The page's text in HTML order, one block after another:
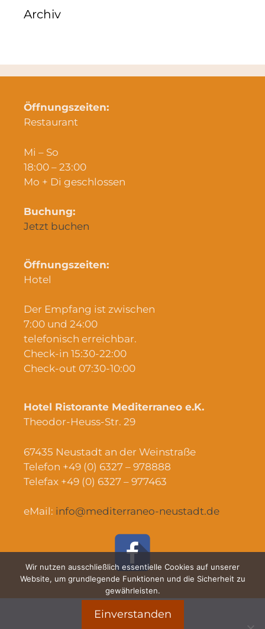
Archiv
Öffnungszeiten:
Restaurant
Mi – So
18:00 – 23:00
Mo + Di geschlossen
Buchung:
Jetzt buchen
Öffnungszeiten:
Hotel
Der Empfang ist zwischen
7:00 und 24:00
telefonisch erreichbar.
Check-in 15:30-22:00
Check-out 07:30-10:00
Hotel Ristorante Mediterraneo e.K.
Theodor-Heuss-Str. 29
67435 Neustadt an der Weinstraße
Telefon +49 (0) 6327 – 978888
Telefax +49 (0) 6327 – 977463
eMail: info@mediterraneo-neustadt.de
Impressum
Wir nutzen ausschließlich essentielle Cookies auf unserer
Website, um grundlegende Funktionen und die Sicherheit zu
gewährleisten.
Einverstanden